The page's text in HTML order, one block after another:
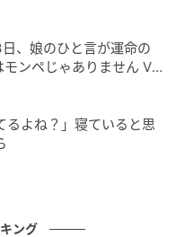
、娘のひと言が運命の
ンペじゃありません Vo
よね？」寝ていると思
ング